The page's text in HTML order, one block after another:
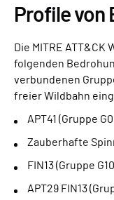
Profile von
Die MITRE
folgenden
verbundenen
freier Wildbahn
APT41 (Gruppe
Zauberhafte
FIN13 (Gruppe
APT29 FIN13